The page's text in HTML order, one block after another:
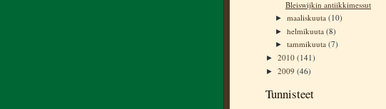
Bleiswijkin antiikkimessut
►maaliskuuta(10)
►helmikuuta(8)
►tammikuuta(7)
► 2010 (141)
► 2009 (46)
Tunnisteet